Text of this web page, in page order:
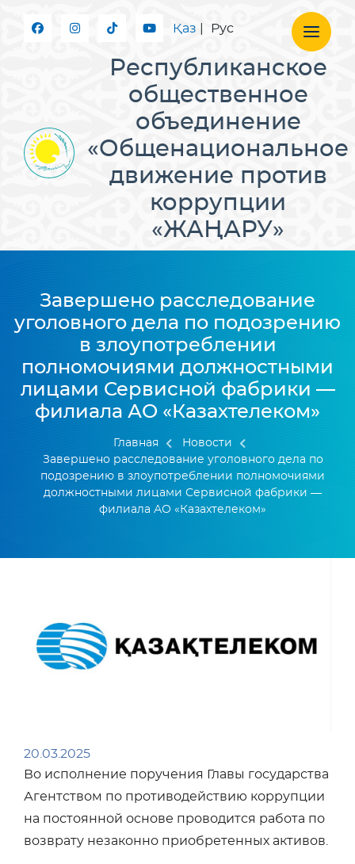
Қаз Рус
Республиканское
общественное
объединение
«Общенациональное
движение против
коррупции
«ЖАҢАРУ»
Завершено расследование
уголовного дела по подозрению
в злоупотреблении
полномочиями должностными
лицами Сервисной фабрики —
филиала АО «Казахтелеком»
Главная
Новости
Завершено расследование уголовного дела по
подозрению в злоупотреблении полномочиями
должностными лицами Сервисной фабрики —
филиала АО «Казахтелеком»
20.03.2025
Во исполнение поручения Главы государства
Агентством по противодействию коррупции
на постоянной основе проводится работа по
возврату незаконно приобретенных активов.